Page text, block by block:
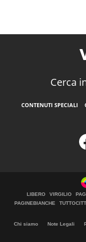
Cerca
CONTENUTI SPECIALI
LIBERO VIRGILIO
PAGINEBIANCHE
Chi siamo Note Legali